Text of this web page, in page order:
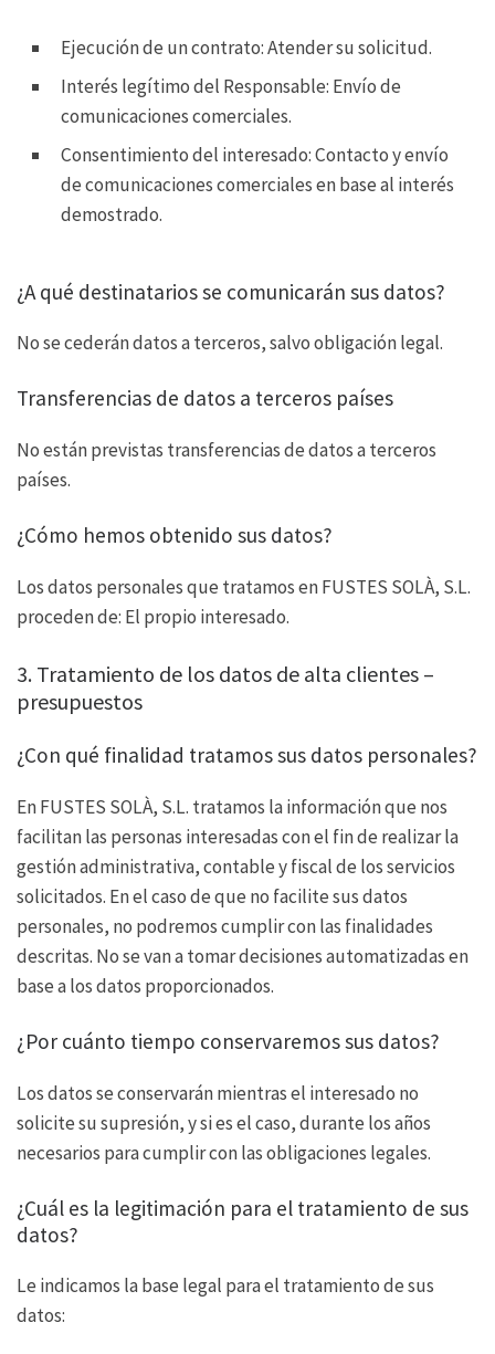
Ejecución de un contrato: Atender su solicitud.
Interés legítimo del Responsable: Envío de
comunicaciones comerciales.
Consentimiento del interesado: Contacto y envío
de comunicaciones comerciales en base al interés
demostrado.
¿A qué destinatarios se comunicarán sus datos?
No se cederán datos a terceros, salvo obligación legal.
Transferencias de datos a terceros países
No están previstas transferencias de datos a terceros
países.
¿Cómo hemos obtenido sus datos?
Los datos personales que tratamos en FUSTES SOLÀ, S.L.
proceden de: El propio interesado.
3. Tratamiento de los datos de alta clientes –
presupuestos
¿Con qué finalidad tratamos sus datos personales?
En FUSTES SOLÀ, S.L. tratamos la información que nos
facilitan las personas interesadas con el fin de realizar la
gestión administrativa, contable y fiscal de los servicios
solicitados. En el caso de que no facilite sus datos
personales, no podremos cumplir con las finalidades
descritas. No se van a tomar decisiones automatizadas en
base a los datos proporcionados.
¿Por cuánto tiempo conservaremos sus datos?
Los datos se conservarán mientras el interesado no
solicite su supresión, y si es el caso, durante los años
necesarios para cumplir con las obligaciones legales.
¿Cuál es la legitimación para el tratamiento de sus
datos?
Le indicamos la base legal para el tratamiento de sus
datos: